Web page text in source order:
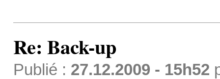
Re: Back-up
Publié : 27.12.2009 - 15h52